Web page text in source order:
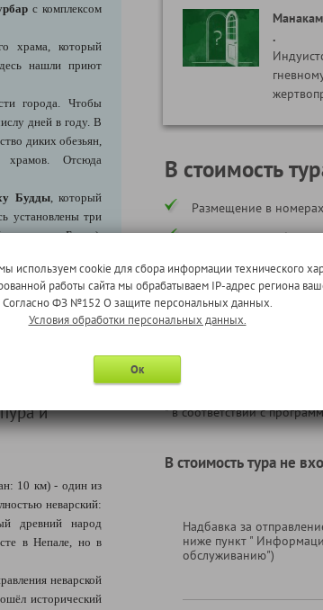
с комплексом
храма, который
нашли приют
города. Чтобы
дней в году. В
диких обезьян,
храмов. Отсюда
Будды, который
установлены три
Будда),
бесконечного
махасиддха из
«драгоценный
и
10 км) - один из
неварский:
древний народ
в Непале, но в
неварской
исторический
.
В стоимость
Размещение в
Транспортное
Питание по
Экскурсии по
Страхование
* в соответствии с
В стоимость тура не
Надбавка за
ниже пункт "
обслуживанию")
используем cookie для сбора информации технического
работы сайта мы обрабатываем IP-адрес региона
Согласно ФЗ №152 О защите персональных данных.
Условия обработки персональных данных.
Ок